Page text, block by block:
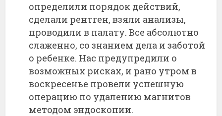
определили порядок действий,
сделали рентген, взяли анализы,
проводили в палату. Все абсолютно
слаженно, со знанием дела и заботой
о ребенке. Нас предупредили о
возможных рисках, и рано утром в
воскресенье провели успешную
операцию по удалению магнитов
методом эндоскопии.